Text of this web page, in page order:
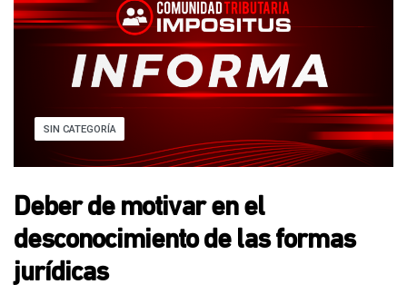
SIN CATEGORÍA
Deber de motivar en el
desconocimiento de las formas
jurídicas